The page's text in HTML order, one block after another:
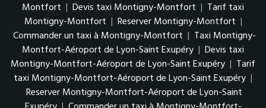
Montfort | Devis taxi Montigny-Montfort | Tarif taxi
Montigny-Montfort | Reserver Montigny-Montfort |
Commander un taxi à Montigny-Montfort | Taxi Montigny-
Montfort-Aéroport de Lyon-Saint Exupéry | Devis taxi
Montigny-Montfort-Aéroport de Lyon-Saint Exupéry | Tarif
taxi Montigny-Montfort-Aéroport de Lyon-Saint Exupéry |
Reserver Montigny-Montfort-Aéroport de Lyon-Saint